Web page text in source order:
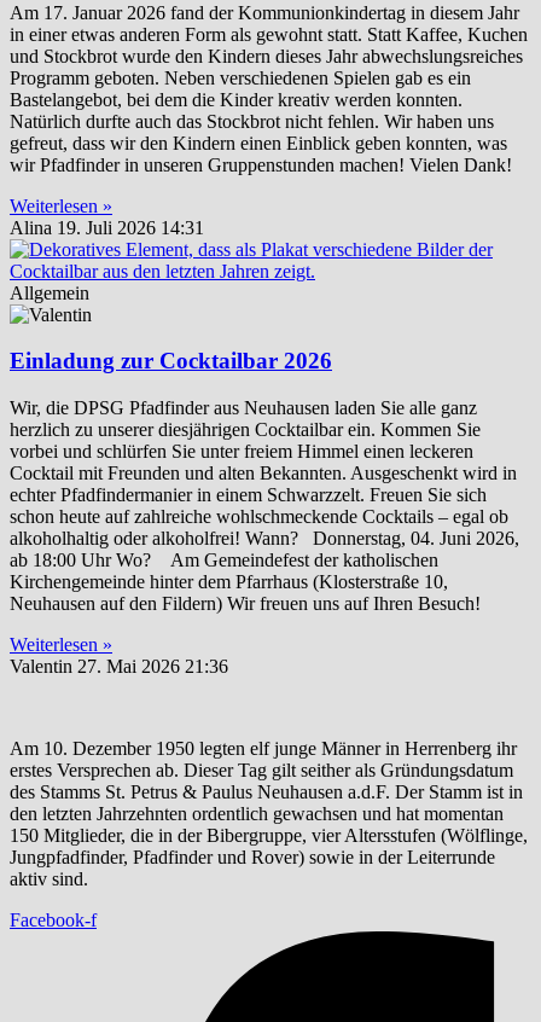
Am 17. Januar 2026 fand der Kommunionkindertag in diesem Jahr
in einer etwas anderen Form als gewohnt statt. Statt Kaffee, Kuchen
und Stockbrot wurde den Kindern dieses Jahr abwechslungsreiches
Programm geboten. Neben verschiedenen Spielen gab es ein
Bastelangebot, bei dem die Kinder kreativ werden konnten.
Natürlich durfte auch das Stockbrot nicht fehlen. Wir haben uns
gefreut, dass wir den Kindern einen Einblick geben konnten, was
wir Pfadfinder in unseren Gruppenstunden machen! Vielen Dank!
Weiterlesen »
Alina 19. Juli 2026 14:31
Allgemein
Einladung zur Cocktailbar 2026
Wir, die DPSG Pfadfinder aus Neuhausen laden Sie alle ganz
herzlich zu unserer diesjährigen Cocktailbar ein. Kommen Sie
vorbei und schlürfen Sie unter freiem Himmel einen leckeren
Cocktail mit Freunden und alten Bekannten. Ausgeschenkt wird in
echter Pfadfindermanier in einem Schwarzzelt. Freuen Sie sich
schon heute auf zahlreiche wohlschmeckende Cocktails – egal ob
alkoholhaltig oder alkoholfrei! Wann? Donnerstag, 04. Juni 2026,
ab 18:00 Uhr Wo? Am Gemeindefest der katholischen
Kirchengemeinde hinter dem Pfarrhaus (Klosterstraße 10,
Neuhausen auf den Fildern) Wir freuen uns auf Ihren Besuch!
Weiterlesen »
Valentin 27. Mai 2026 21:36
Am 10. Dezember 1950 legten elf junge Männer in Herrenberg ihr
erstes Versprechen ab. Dieser Tag gilt seither als Gründungsdatum
des Stamms St. Petrus & Paulus Neuhausen a.d.F. Der Stamm ist in
den letzten Jahrzehnten ordentlich gewachsen und hat momentan
150 Mitglieder, die in der Bibergruppe, vier Altersstufen (Wölflinge,
Jungpfadfinder, Pfadfinder und Rover) sowie in der Leiterrunde
aktiv sind.
Facebook-f